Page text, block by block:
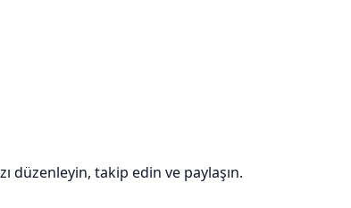
düzenleyin, takip edin ve paylaşın.